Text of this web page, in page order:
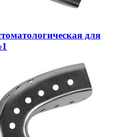
для